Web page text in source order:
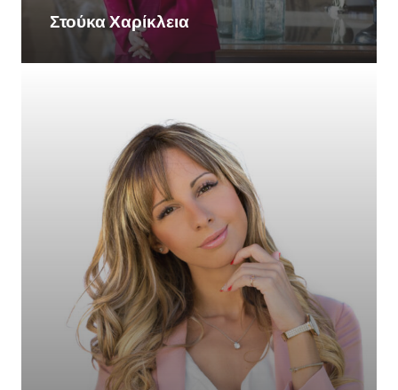
Στούκα Χαρίκλεια